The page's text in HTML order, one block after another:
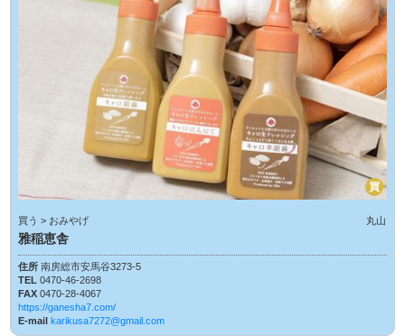
買
買う > おみやげ 丸山
雅稲恵舎
住所南房総市安馬谷3273-5
TEL0470-46-2698
FAX0470-28-4067
https://ganesha7.com/
E-mailkarikusa7272@gmail.com